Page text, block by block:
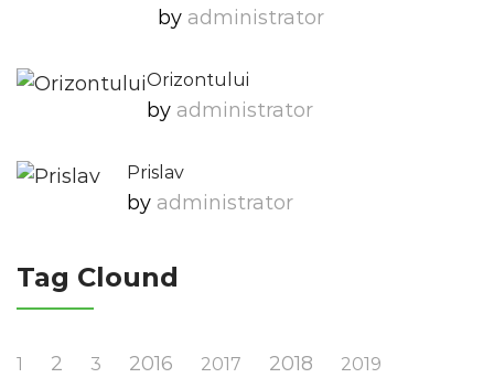
by Administrator
Orizontului
by Administrator
Prislav
by Administrator
Tag Clound
1 2 3 2016 2017 2018 2019